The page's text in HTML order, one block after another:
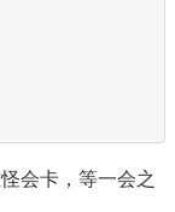
会卡，等一会之